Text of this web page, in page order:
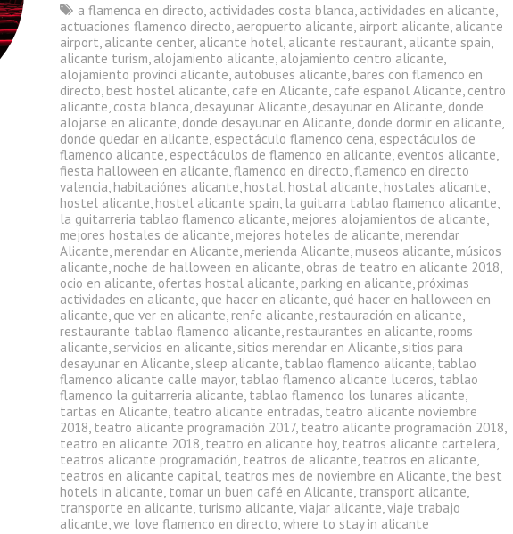
a flamenca en directo, actividades costa blanca, actividades en alicante,
actuaciones flamenco directo, aeropuerto alicante, airport alicante, alicante
airport, alicante center, alicante hotel, alicante restaurant, alicante spain,
alicante turism, alojamiento alicante, alojamiento centro alicante,
alojamiento provinci alicante, autobuses alicante, bares con flamenco en
directo, best hostel alicante, cafe en Alicante, cafe español Alicante, centro
alicante, costa blanca, desayunar Alicante, desayunar en Alicante, donde
alojarse en alicante, donde desayunar en Alicante, donde dormir en alicante,
donde quedar en alicante, espectáculo flamenco cena, espectáculos de
flamenco alicante, espectáculos de flamenco en alicante, eventos alicante,
fiesta halloween en alicante,flamenco en directo,flamenco en directo
valencia, habitaciónes alicante, hostal, hostal alicante, hostales alicante,
hostel alicante, hostel alicante spain, la guitarra tablao flamenco alicante,
la guitarreria tablao flamenco alicante, mejores alojamientos de alicante,
mejores hostales de alicante, mejores hoteles de alicante, merendar
Alicante, merendar en Alicante, merienda Alicante, museos alicante, músicos
alicante, noche de halloween en alicante, obras de teatro en alicante 2018,
ocio en alicante, ofertas hostal alicante, parking en alicante, próximas
actividades en alicante, que hacer en alicante, qué hacer en halloween en
alicante, que ver en alicante, renfe alicante, restauración en alicante,
restaurante tablao flamenco alicante, restaurantes en alicante, rooms
alicante, servicios en alicante, sitios merendar en Alicante, sitios para
desayunar en Alicante, sleep alicante, tablao flamenco alicante, tablao
flamenco alicante calle mayor, tablao flamenco alicante luceros, tablao
flamenco la guitarreria alicante, tablao flamenco los lunares alicante,
tartas en Alicante, teatro alicante entradas, teatro alicante noviembre
2018, teatro alicante programación 2017, teatro alicante programación 2018,
teatro en alicante 2018, teatro en alicante hoy, teatros alicante cartelera,
teatros alicante programación, teatros de alicante, teatros en alicante,
teatros en alicante capital, teatros mes de noviembre en Alicante, the best
hotels in alicante, tomar un buen café en Alicante, transport alicante,
transporte en alicante, turismo alicante,viajar alicante,viaje trabajo
alicante,we love flamenco en directo,where to stay in alicante